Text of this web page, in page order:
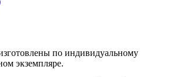
по индивидуальному
экземпляре.